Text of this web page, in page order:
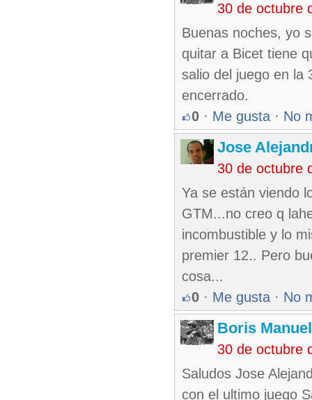
30 de octubre
Buenas noches, yo
quitar a Bicet tiene
salio del juego en la
encerrado.
0 · Me gusta · No
Jose
30 de octubre
Ya se están viendo
GTM...no creo q
incombustible y lo
premier 12.. Pero
cosa...
0 · Me gusta · No
Boris
30 de octubre
Saludos Jose
con el ultimo juego